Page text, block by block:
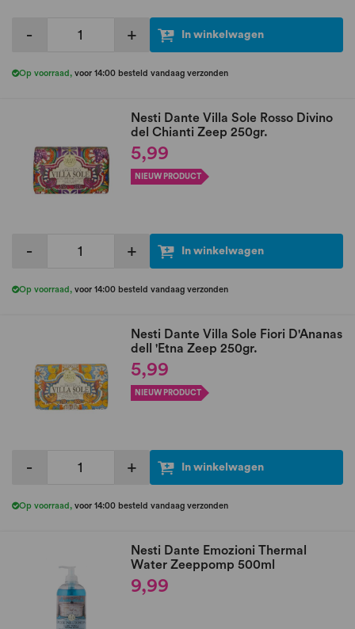
- + In winkelwagen
Op voorraad , voor 14:00 besteld vandaag verzonden
Nesti Dante Villa Sole Rosso Divino
del Chianti Zeep 250gr.
5,99
NIEUW PRODUCT
- + In winkelwagen
Op voorraad , voor 14:00 besteld vandaag verzonden
Nesti Dante Villa Sole Fiori D'Ananas
dell 'Etna Zeep 250gr.
5,99
NIEUW PRODUCT
- + In winkelwagen
Op voorraad , voor 14:00 besteld vandaag verzonden
Nesti Dante Emozioni Thermal
Water Zeeppomp 500ml
9,99